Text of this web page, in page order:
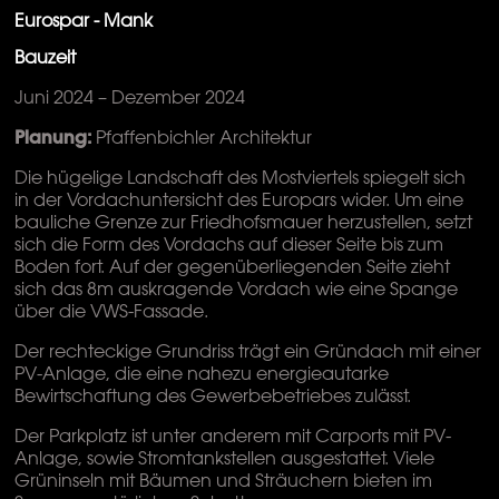
Eurospar - Mank
Bauzeit
Juni 2024 – Dezember 2024
Planung: Pfaffenbichler Architektur
Die hügelige Landschaft des Mostviertels spiegelt sich
in der Vordachuntersicht des Europars wider. Um eine
bauliche Grenze zur Friedhofsmauer herzustellen, setzt
sich die Form des Vordachs auf dieser Seite bis zum
Boden fort. Auf der gegenüberliegenden Seite zieht
sich das 8m auskragende Vordach wie eine Spange
über die VWS-Fassade.
Der rechteckige Grundriss trägt ein Gründach mit einer
PV-Anlage, die eine nahezu energieautarke
Bewirtschaftung des Gewerbebetriebes zulässt.
Der Parkplatz ist unter anderem mit Carports mit PV-
Anlage, sowie Stromtankstellen ausgestattet. Viele
Grüninseln mit Bäumen und Sträuchern bieten im